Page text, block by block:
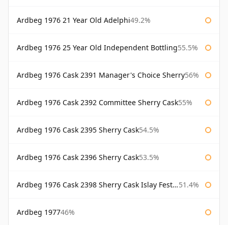
Ardbeg 1976 21 Year Old Adelphi49.2%
Ardbeg 1976 25 Year Old Independent Bottling55.5%
Ardbeg 1976 Cask 2391 Manager's Choice Sherry56%
Ardbeg 1976 Cask 2392 Committee Sherry Cask55%
Ardbeg 1976 Cask 2395 Sherry Cask54.5%
Ardbeg 1976 Cask 2396 Sherry Cask53.5%
Ardbeg 1976 Cask 2398 Sherry Cask Islay Festival 2004 51.4%
Ardbeg 197746%